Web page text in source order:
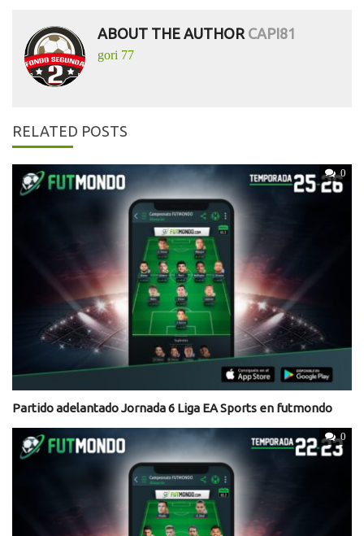
ABOUT THE AUTHOR CAPI81
gori 77
RELATED POSTS
0
Partido adelantado Jornada 6 Liga EA Sports en futmondo
0